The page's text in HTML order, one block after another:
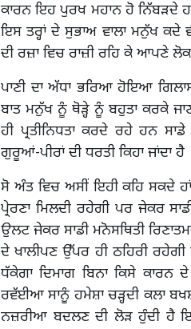
ਕਾਰਨ ਇਹ ਪੁਰਖ ਮਹਾਨ ਹੋ ਨਿੱਬੜਦੇ
ਇਸ ਤਰ੍ਹਾਂ ਦੇ ਸੁਭਾਅ ਵਾਲਾ ਮਨੁੱਖ
ਦੀ ਰਜ਼ਾ ਵਿਚ ਰਾਜ਼ੀ ਰਹਿ ਕੇ ਆਪਣੇ
ਪਾਣੀ ਦਾ ਅੱਧਾ ਭਰਿਆ ਹੋਇਆ
ਬਾਤ ਮਨੁੱਖ ਨੂੰ ਥੋੜ੍ਹੇ ਨੂੰ ਬਹੁਤਾ ਕਰਕੇ
ਹੀ ਪ੍ਰਤੀਨਿਧਤਾ ਕਰਦੇ ਰਹੇ ਹਨ
ਗੁਰੂਆਂ-ਪੀਰਾਂ ਦੀ ਧਰਤੀ ਕਿਹਾ ਜਾਂਦਾ ਹੈ
ਸੋ ਅੰਤ ਵਿਚ ਅਸੀਂ ਇਹੀ ਕਹਿ ਸਕਦੇ
ਪ੍ਰੇਰਣਾ ਮਿਲਦੀ ਰਹੇਗੀ ਪਰ ਜੇਕਰ
ਉਲਟ ਜੇਕਰ ਸਾਡੀ ਮਨੋਸਥਿਤੀ
ਦੇ ਖਾਲੀਪਣ ਉੱਪਰ ਹੀ ਠਹਿਰੀ
ਧੱਕੇਗਾ ਦਿਮਾਗ ਬਿਨਾ ਕਿਸੇ
ਰਵੱਈਆ ਸਾਨੂੰ ਹਮੇਸ਼ਾ ਚੜ੍ਹਦੀ ਕਲਾ
ਨਜ਼ਰੀਆ ਬਦਲਣ ਦੀ ਲੋੜ ਹੁੰਦੀ ਹੈ